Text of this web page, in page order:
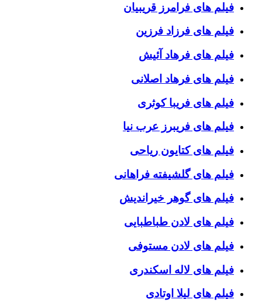
فیلم های فرامرز قریبیان
فیلم های فرزاد فرزین
فیلم های فرهاد آئیش
فیلم های فرهاد اصلانی
فیلم های فریبا کوثری
فیلم های فریبرز عرب نیا
فیلم های کتایون ریاحی
فیلم های گلشیفته فراهانی
فیلم های گوهر خیراندیش
فیلم های لادن طباطبایی
فیلم های لادن مستوفی
فیلم های لاله اسکندری
فیلم های لیلا اوتادی